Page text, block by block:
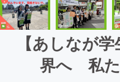
【あしなが
界へ 私